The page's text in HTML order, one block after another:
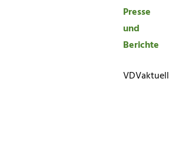
Presse
und
Berichte
VDVaktuell